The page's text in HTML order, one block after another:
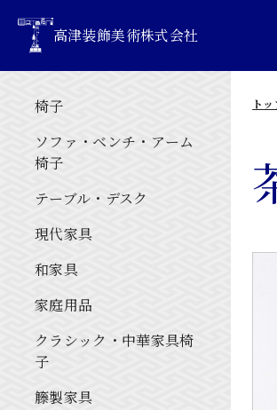
高津装飾美術株式会社
椅子
ソファ・ベンチ・アーム
椅子
テーブル・デスク
現代家具
和家具
家庭用品
クラシック・中華家具椅
子
籐製家具
ト